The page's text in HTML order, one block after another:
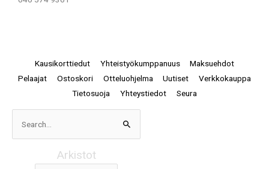
Kausikorttiedut Yhteistyökumppanuus
Maksuehdot
Pelaajat
Ostoskori Otteluohjelma Uutiset
Verkkokauppa
Tietosuoja
Yhteystiedot Seura
Search
for:
Arkistot